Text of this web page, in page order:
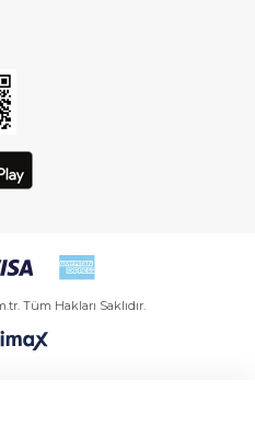
Tüm Hakları Saklıdır.